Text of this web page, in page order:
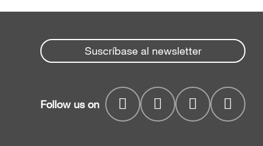
Suscríbase al newsletter
Follow us on